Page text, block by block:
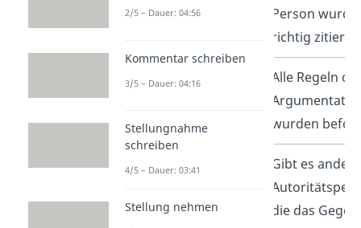
Person wurde
richtig zitiert.
Argumentation
Alle Regeln
wurden
Meinungsvielfalt
Gibt es andere
die das
2/5 – Dauer: 04:56
Kommentar schreiben
3/5 – Dauer: 04:16
Stellungnahme
schreiben
4/5 – Dauer: 03:41
Stellung nehmen